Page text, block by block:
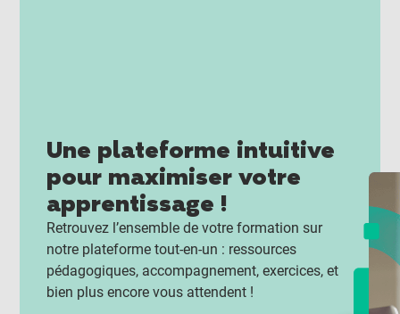
Une plateforme intuitive
pour maximiser votre
apprentissage !
Retrouvez l’ensemble de votre formation sur
notre plateforme tout-en-un : ressources
pédagogiques, accompagnement, exercices, et
bien plus encore vous attendent !